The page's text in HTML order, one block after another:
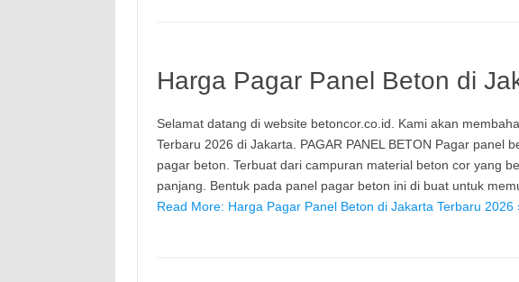
Harga Pagar Panel Beton di
Selamat datang di website betoncor.co.id. Kami akan
Terbaru 2026 di Jakarta. PAGAR PANEL BETON Pagar panel
pagar beton. Terbuat dari campuran material beton cor yang
panjang. Bentuk pada panel pagar beton ini di buat untuk
Read More: Harga Pagar Panel Beton di Jakarta Terbaru 2026